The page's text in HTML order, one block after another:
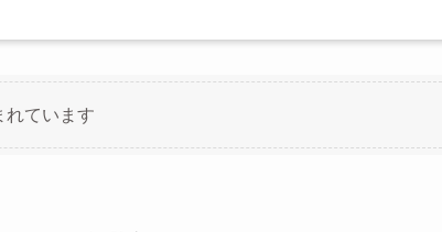
れています